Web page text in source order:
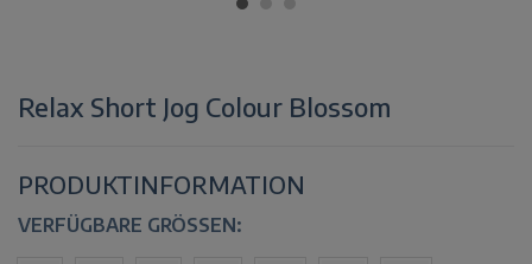
Relax Short Jog Colour Blossom
PRODUKTINFORMATION
VERFÜGBARE GRÖSSEN: